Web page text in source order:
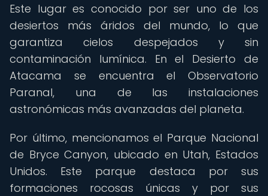
Este lugar es conocido por ser uno de los
desiertos más áridos del mundo, lo que
garantiza cielos despejados y sin
contaminación lumínica. En el Desierto de
Atacama se encuentra el Observatorio
Paranal, una de las instalaciones
astronómicas más avanzadas del planeta.
Por último, mencionamos el Parque Nacional
de Bryce Canyon, ubicado en Utah, Estados
Unidos. Este parque destaca por sus
formaciones rocosas únicas y por sus